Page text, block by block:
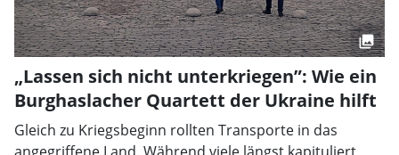
„Lassen sich nicht unterkriegen”: Wie ein
Burghaslacher Quartett der Ukraine hilft
Gleich zu Kriegsbeginn rollten Transporte in das